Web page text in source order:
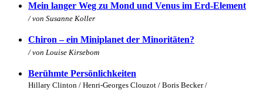
Mein langer Weg zu Mond und Venus im Erd-Element
/ von Susanne Koller
Chiron – ein Miniplanet der Minoritäten?
/ von Louise Kirsebom
Berühmte Persönlichkeiten
Hillary Clinton / Henri-Georges Clouzot / Boris Becker /